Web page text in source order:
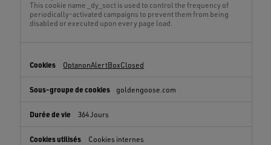
This cookie name _dy_soct is used to control the frequency of
periodically-activated campaigns to prevent them from being
disabled or executed upon every page load.
OptanonAlertBoxClosed
goldengoose.com
364 Jours
Cookies internes